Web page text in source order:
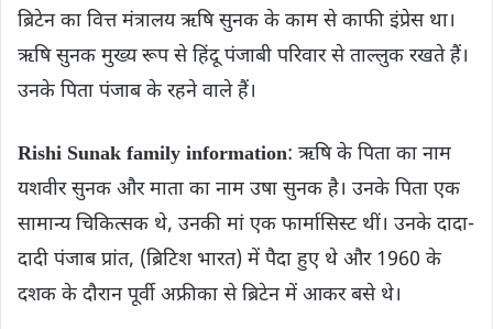
ब्रिटेन का वित्त मंत्रालय ऋषि सुनक के काम से काफी इंप्रेस था।
ऋषि सुनक मुख्य रूप से हिंदू पंजाबी परिवार से ताल्लुक रखते हैं।
उनके पिता पंजाब के रहने वाले हैं।
Rishi Sunak family information: ऋषि के पिता का नाम
यशवीर सुनक और माता का नाम उषा सुनक है। उनके पिता एक
सामान्य चिकित्सक थे, उनकी मां एक फार्मासिस्ट थीं। उनके दादा-
दादी पंजाब प्रांत, (ब्रिटिश भारत) में पैदा हुए थे और 1960 के
दशक के दौरान पूर्वी अफ्रीका से ब्रिटेन में आकर बसे थे।